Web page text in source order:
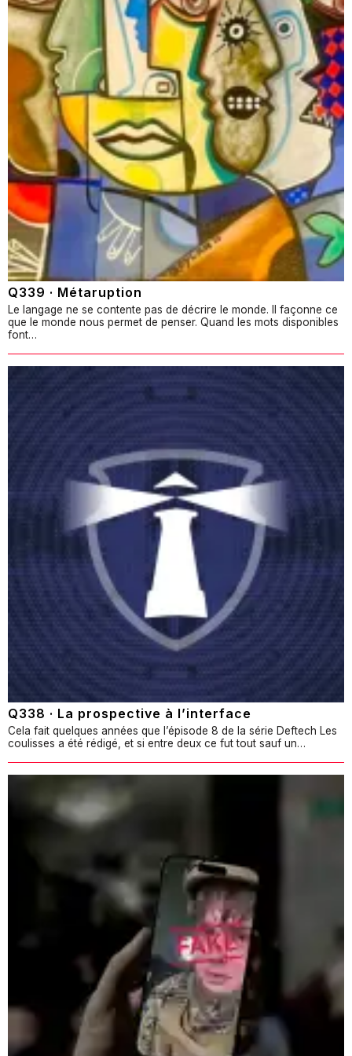
Q339 · Métaruption
Le langage ne se contente pas de décrire le monde. Il façonne ce
que le monde nous permet de penser. Quand les mots disponibles
font…
Q338 · La prospective à l’interface
Cela fait quelques années que l’épisode 8 de la série Deftech Les
coulisses a été rédigé, et si entre deux ce fut tout sauf un…